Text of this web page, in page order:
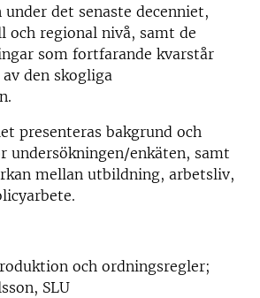
det senaste decenniet,
och regional nivå, samt de
som fortfarande kvarstår
den skogliga
presenteras bakgrund och
undersökningen/enkäten, samt
mellan utbildning, arbetsliv,
och ordningsregler;
SLU